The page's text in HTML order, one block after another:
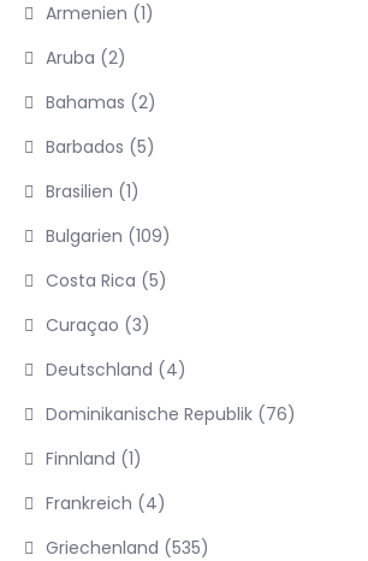
Armenien (1)
Aruba (2)
Bahamas (2)
Barbados (5)
Brasilien (1)
Bulgarien (109)
Costa Rica (5)
Curaçao (3)
Deutschland (4)
Dominikanische Republik (76)
Finnland (1)
Frankreich (4)
Griechenland (535)